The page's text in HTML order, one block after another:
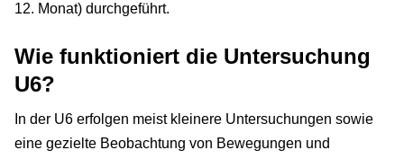
12. Monat) durchgeführt.
Wie funktioniert die Untersuchung
U6?
In der U6 erfolgen meist kleinere Untersuchungen sowie
eine gezielte Beobachtung von Bewegungen und